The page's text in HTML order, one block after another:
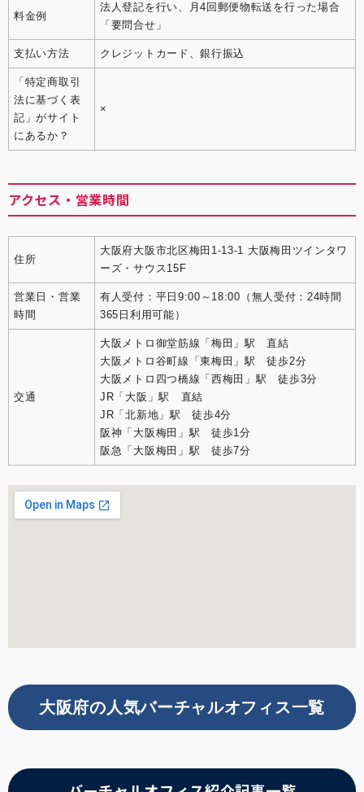
料金例
法人登記を行い、月4回郵便物転送を行った場合
「要問合せ」
支払い方法 クレジットカード、銀行振込
「特定商取引
法に基づく表
記」がサイト
にあるか？
×
アクセス・営業時間
住所
大阪府大阪市北区梅田1-13-1 大阪梅田ツインタワ
ーズ・サウス15F
営業日・営業
時間
有人受付：平日9:00～18:00（無人受付：24時間
365日利用可能）
交通
大阪メトロ御堂筋線「梅田」駅 直結
大阪メトロ谷町線「東梅田」駅 徒歩2分
大阪メトロ四つ橋線「西梅田」駅 徒歩3分
JR「大阪」駅 直結
JR「北新地」駅 徒歩4分
阪神「大阪梅田」駅 徒歩1分
阪急「大阪梅田」駅 徒歩7分
大阪府の人気バーチャルオフィス一覧